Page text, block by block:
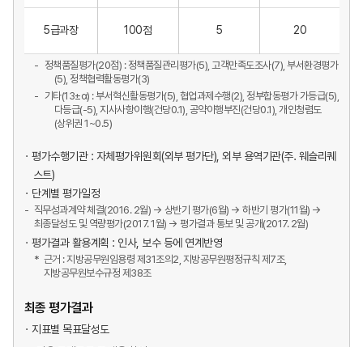
5급과장 100점 5 20
정책품질평가(20점) : 정책품질관리평가(5), 고객만족도조사(7), 부서환경평가
(5), 정책협력활동평가(3)
기타(13±α) : 부서혁신활동평가(5), 협업과제수행(2), 정부합동평가 가등급(5),
다등급(-5), 지사사항이행(건당0.1), 공약이행부진(건당0.1), 개인청렴도
(상위권 1~0.5)
평가수행기관 : 자체평가위원회(외부 평가단), 외부 용역기관(주. 웨슬리퀘
스트)
단계별 평가일정
직무성과계약 체결(2016. 2월) → 상반기 평가(6월) → 하반기 평가(11월) →
최종달성도 및 역량평가(2017. 1월) → 평가결과 통보 및 공개(2017. 2월)
평가결과 활용계획 : 인사, 보수 등에 연계반영
근거 : 지방공무원임용령 제31조의2, 지방공무원평정규칙 제7조,
지방공무원보수규정 제38조
최종 평가결과
지표별 목표달성도